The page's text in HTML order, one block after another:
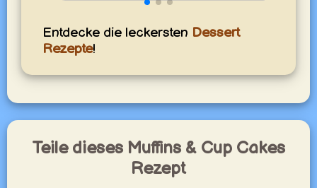
Entdecke die leckersten Dessert
Rezepte!
Teile dieses Muffins & Cup Cakes
Rezept